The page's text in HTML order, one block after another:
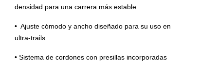
densidad para una carrera más estable
• Ajuste cómodo y ancho diseñado para su uso en
ultra-trails
• Sistema de cordones con presillas incorporadas